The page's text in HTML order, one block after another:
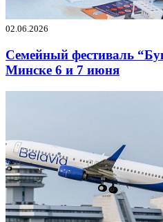
02.06.2026
Семейный фестиваль
Минске 6 и 7 июня